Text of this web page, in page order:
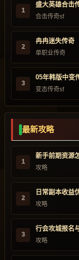
1
盛大英雄合击
合击传奇sf
2
冉冉迷失传奇
单职业传奇
3
05年韩版中变
变态传奇sf
最新攻略
1
新手前期资源
攻略
2
日常副本收益
攻略
3
行会攻城报名
攻略